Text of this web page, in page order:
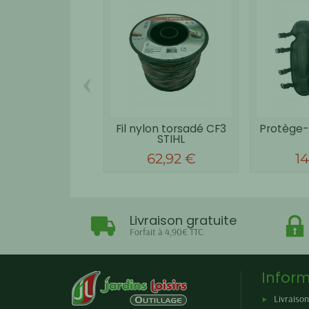
Fil nylon torsadé CF3
STIHL
62,92 €
Livraison gratuite
Forfait à 4,90€ TTC